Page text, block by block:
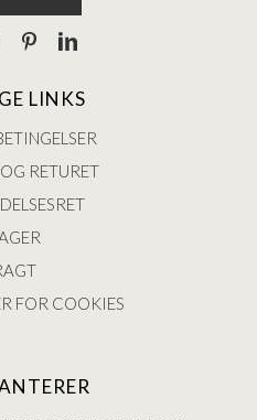
LINKS
RETURET
FOR COOKIES